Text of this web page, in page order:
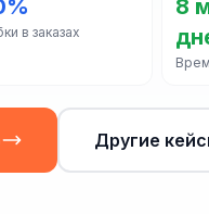
в заказах
8
Другие